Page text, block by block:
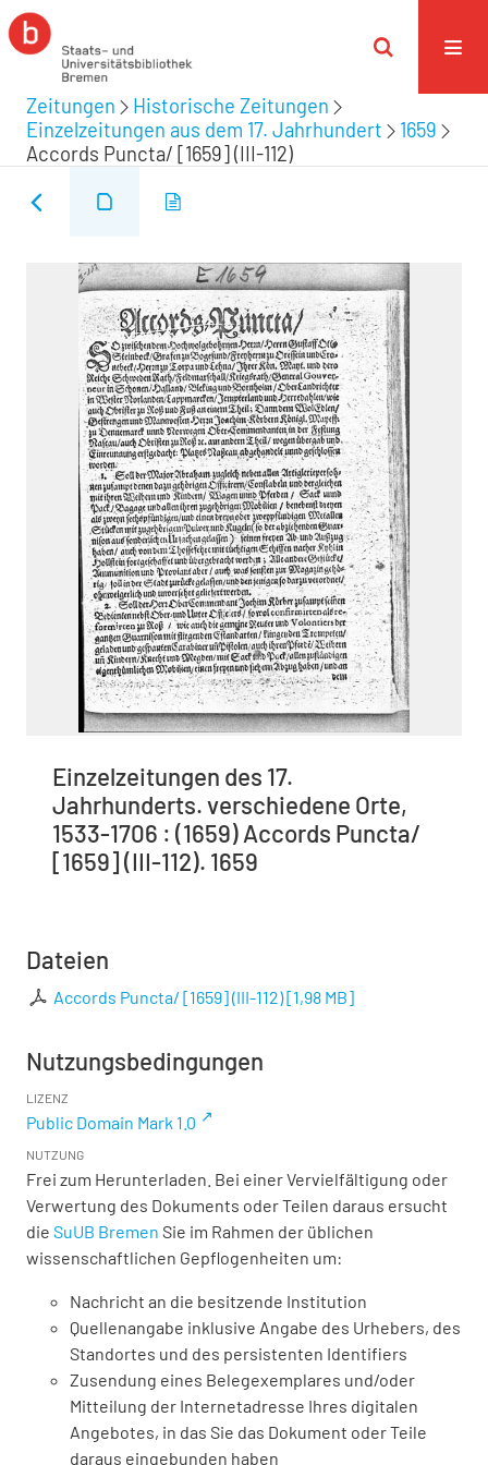
Zeitungen
Historische Zeitungen
Einzelzeitungen aus dem 17. Jahrhundert
1659
Accords Puncta/ [1659] (III-112)
Einzelzeitungen des 17.
Jahrhunderts. verschiedene Orte,
1533-1706 : (1659) Accords Puncta/
[1659] (III-112). 1659
Dateien
Accords Puncta/ [1659] (III-112)[1,98 MB]
Nutzungsbedingungen
LIZENZ
Public Domain Mark 1.0
NUTZUNG
Frei zum Herunterladen. Bei einer Vervielfältigung oder
Verwertung des Dokuments oder Teilen daraus ersucht
die SuUB Bremen Sie im Rahmen der üblichen
wissenschaftlichen Gepflogenheiten um:
Nachricht an die besitzende Institution
Quellenangabe inklusive Angabe des Urhebers, des
Standortes und des persistenten Identifiers
Zusendung eines Belegexemplares und/oder
Mitteilung der Internetadresse Ihres digitalen
Angebotes, in das Sie das Dokument oder Teile
daraus eingebunden haben